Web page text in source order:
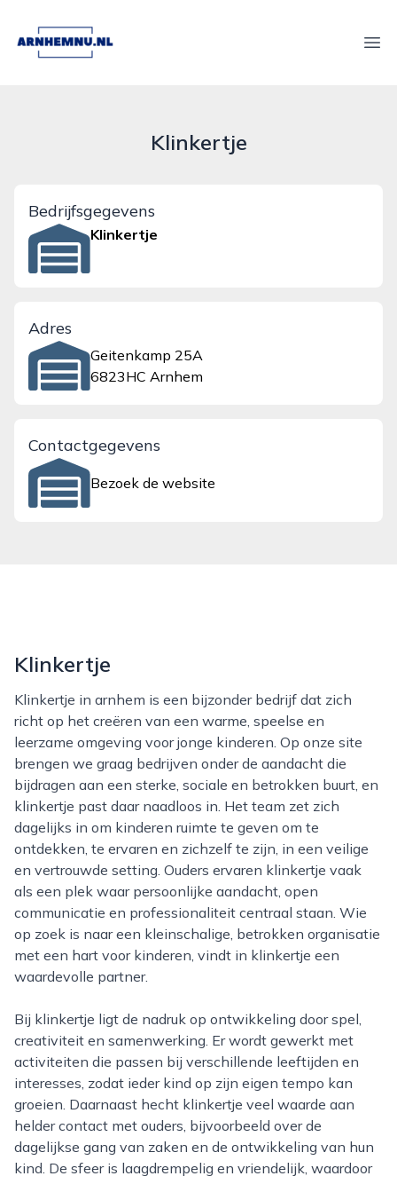
arnhemnu.nl
Klinkertje
Bedrijfsgegevens
Klinkertje
Adres
Geitenkamp 25A
6823HC Arnhem
Contactgegevens
Bezoek de website
Klinkertje
Klinkertje in arnhem is een bijzonder bedrijf dat zich
richt op het creëren van een warme, speelse en
leerzame omgeving voor jonge kinderen. Op onze site
brengen we graag bedrijven onder de aandacht die
bijdragen aan een sterke, sociale en betrokken buurt, en
klinkertje past daar naadloos in. Het team zet zich
dagelijks in om kinderen ruimte te geven om te
ontdekken, te ervaren en zichzelf te zijn, in een veilige
en vertrouwde setting. Ouders ervaren klinkertje vaak
als een plek waar persoonlijke aandacht, open
communicatie en professionaliteit centraal staan. Wie
op zoek is naar een kleinschalige, betrokken organisatie
met een hart voor kinderen, vindt in klinkertje een
waardevolle partner.
Bij klinkertje ligt de nadruk op ontwikkeling door spel,
creativiteit en samenwerking. Er wordt gewerkt met
activiteiten die passen bij verschillende leeftijden en
interesses, zodat ieder kind op zijn eigen tempo kan
groeien. Daarnaast hecht klinkertje veel waarde aan
helder contact met ouders, bijvoorbeeld over de
dagelijkse gang van zaken en de ontwikkeling van hun
kind. De sfeer is laagdrempelig en vriendelijk, waardoor